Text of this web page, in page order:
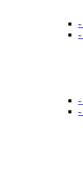
-
-
-
-